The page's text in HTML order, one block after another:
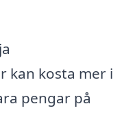
kan kosta mer i
pengar på